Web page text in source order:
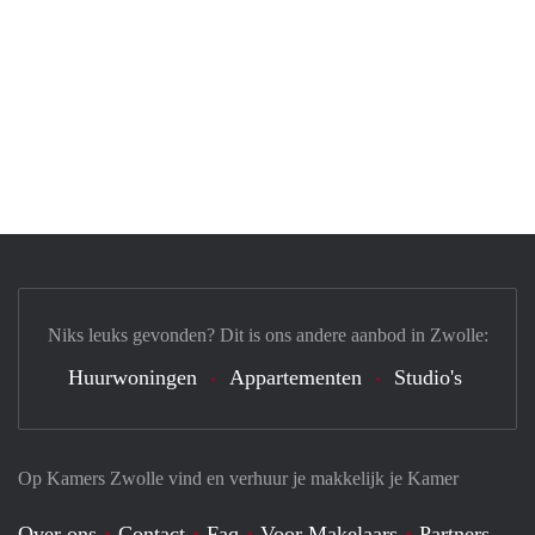
Op Kamers Zwolle vind en verhuur je makkelijk je Kamer
Niks leuks gevonden? Dit is ons andere aanbod in Zwolle:
Huurwoningen Appartementen Studio's